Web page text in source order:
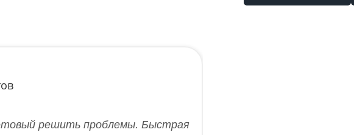
решить проблемы. Быстрая